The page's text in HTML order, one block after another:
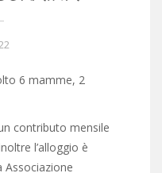
6 mamme, 2
contributo mensile
l’alloggio è
Associazione